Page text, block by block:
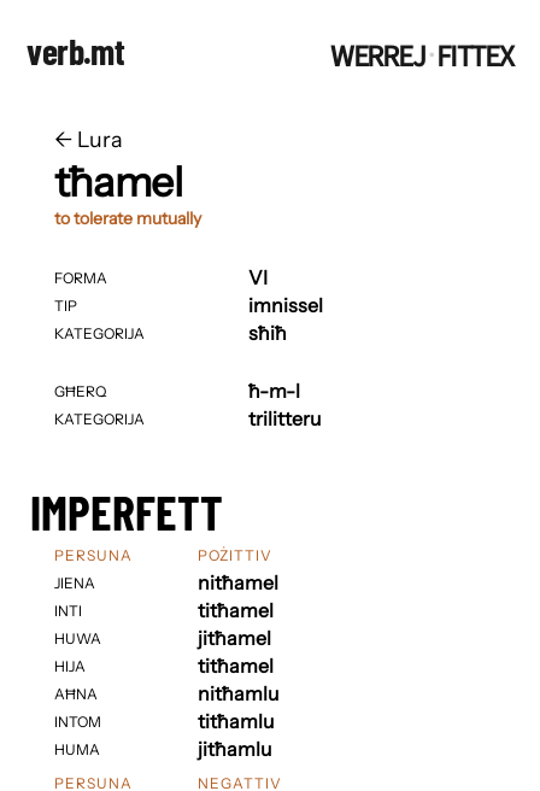
verb.mt WERREJ·FITTEX
← ​​Lura
tħamel
to tolerate mutually
FORMA
TIP
KATEGORIJA
GĦERQ
KATEGORIJA
VI
imnissel
sħiħ
ħ-m-l
trilitteru
IMPERFETT
PERSUNA
JIENA
INTI
HUWA
HIJA
AĦNA
INTOM
HUMA
POŻITTIV
nitħamel
titħamel
jitħamel
titħamel
nitħamlu
titħamlu
jitħamlu
PERSUNA
NEGATTIV